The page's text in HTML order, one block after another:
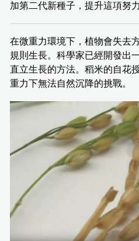
加第二代新種子，提升這項努力
在微重力環境下，植物會失去
規則生長。科學家已經開發出
直立生長的方法。稻米的自花
重力下無法自然沉降的挑戰。